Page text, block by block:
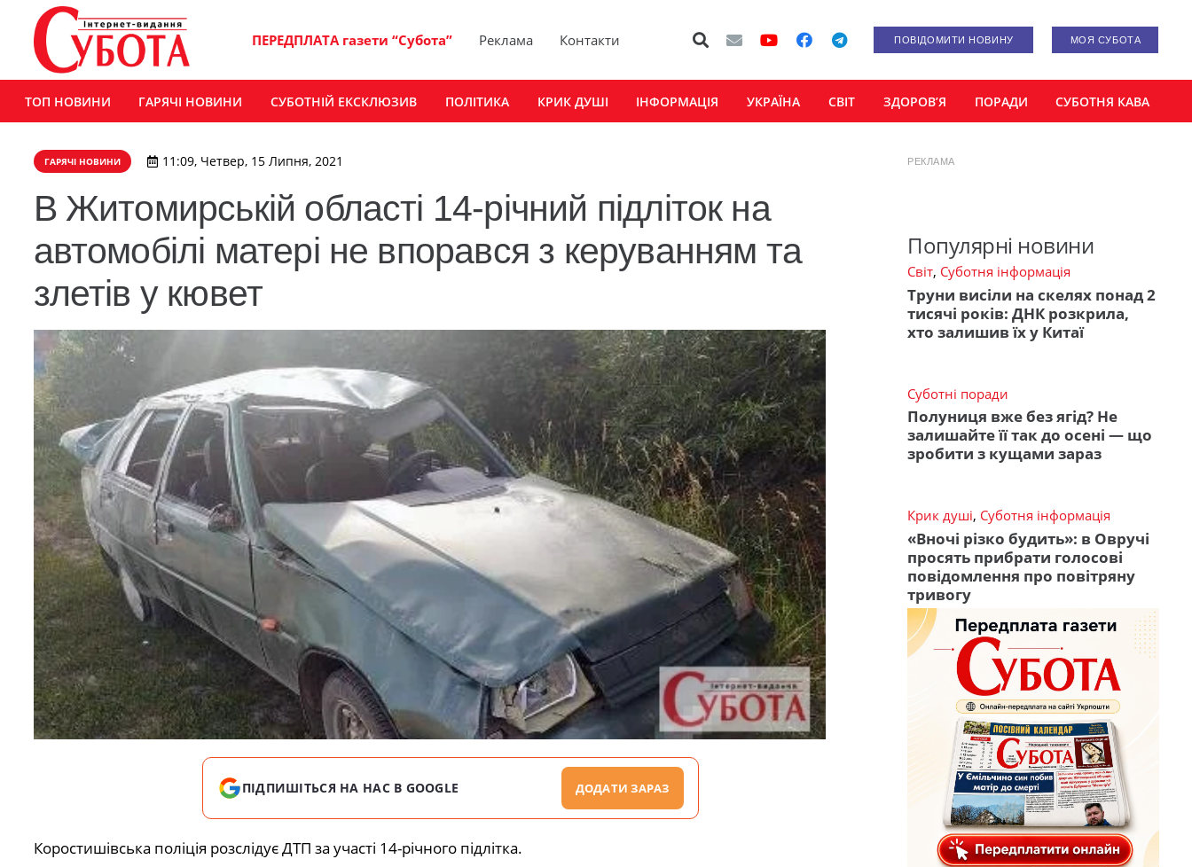
ПЕРЕДПЛАТА газети “Субота” Реклама Контакти ПОВІДОМИТИ НОВИНУ МОЯ СУБОТА
ТОП НОВИНИ ГАРЯЧІ НОВИНИ СУБОТНІЙ ЕКСКЛЮЗИВ ПОЛІТИКА КРИК ДУШІ ІНФОРМАЦІЯ УКРАЇНА СВІТ ЗДОРОВ’Я ПОРАДИ СУБОТНЯ КАВА
ГАРЯЧІ НОВИНИ 11:09, Четвер, 15 Липня, 2021
В Житомирській області 14-річний підліток на
автомобілі матері не впорався з керуванням та
злетів у кювет
ПІДПИШІТЬСЯ НА НАС В GOOGLE ДОДАТИ ЗАРАЗ
Коростишівська поліція розслідує ДТП за участі 14-річного підлітка.
РЕКЛАМА
Популярні новини
Світ, Суботня інформація
Труни висіли на скелях понад 2
тисячі років: ДНК розкрила,
хто залишив їх у Китаї
Суботні поради
Полуниця вже без ягід? Не
залишайте її так до осені — що
зробити з кущами зараз
Крик душі, Суботня інформація
«Вночі різко будить»: в Овручі
просять прибрати голосові
повідомлення про повітряну
тривогу